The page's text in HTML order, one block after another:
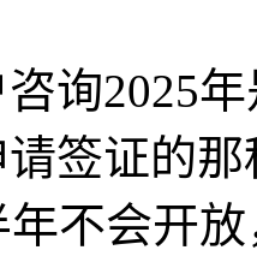
询2025
签证的
年不会开